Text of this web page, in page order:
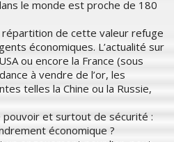
le monde est proche de 180
répartition de cette valeur refuge
économiques. L’actualité sur
ou encore la France (sous
à vendre de l’or, les
telles la Chine ou la Russie,
et surtout de sécurité :
économique ?